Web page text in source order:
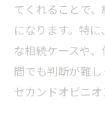
てくれることで
になります。特
な相続ケースや
間でも判断が難
セカンドオピニオ